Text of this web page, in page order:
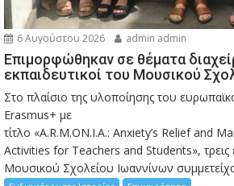
6 Αυγούστου 2026 admin admin
Eπιμορφώθηκαν σε θέματα
εκπαιδευτικοί του Μουσικού
Στο πλαίσιο της υλοποίησης του
Erasmus+ με
τίτλο «A.R.M.ON.I.A.: Anxiety’s Relief and
Activities for Teachers and Students», τρεις
Μουσικού Σχολείου Ιωαννίνων